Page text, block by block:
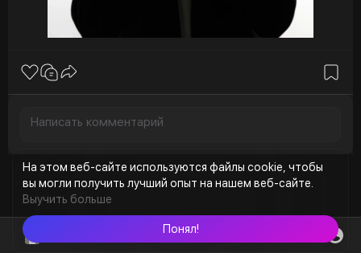
На этом веб-сайте используются файлы cookie, чтобы
вы могли получить лучший опыт на нашем веб-сайте.
Выучить больше
Понял!